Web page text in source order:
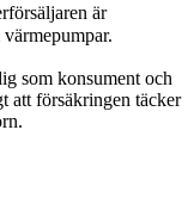
är
som konsument och
att försäkringen täcker